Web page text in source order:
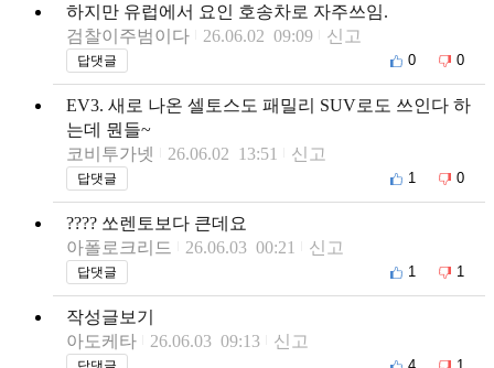
하지만 유럽에서 요인 호송차로 자주쓰임.
검찰이주범이다
26.06.02 09:09 신고
답댓글 0 0
EV3. 새로 나온 셀토스도 패밀리 SUV로도 쓰인다 하
는데 뭔들~
코비투가넷
26.06.02 13:51 신고
답댓글 1 0
???? 쏘렌토보다 큰데요
아폴로크리드
26.06.03 00:21 신고
답댓글 1 1
작성글보기
아도케타
26.06.03 09:13 신고